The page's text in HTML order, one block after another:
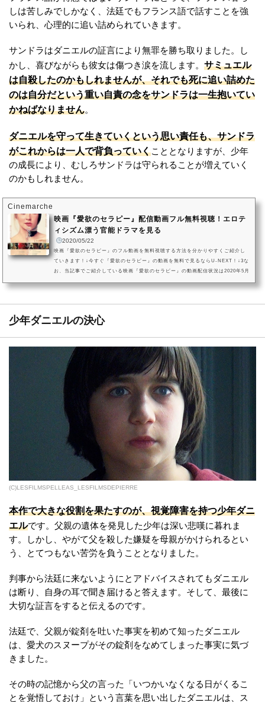
しは苦しみでしかなく、法廷でもフランス語で話すことを強
いられ、心理的に追い詰められていきます。
サンドラはダニエルの証言により無罪を勝ち取りました。し
かし、喜びながらも彼女は傷つき涙を流します。 サミュエル
は自殺したのかもしれませんが、それでも死に追い詰めた
のは自分だという重い自責の念をサンドラは一生抱いてい
かねばなりません。
ダニエルを守って生きていくという思い責任も、サンドラ
がこれからは一人で背負っていくこととなりますが、少年
の成長により、むしろサンドラは守られることが増えていく
のかもしれません。
Cinemarche
映画『愛欲のセラピー』配信動画フル無料視聴！エロテ
ィシズム漂う官能ドラマを見る
2020/05/22
映画『愛欲のセラピー』のフル動画を無料視聴する方法を分かりやすくご紹介し
ていきます！↓今すぐ『愛欲のセラピー』の動画を無料で見るならU-NEXT！↓3な
お、当記事でご紹介している映画『愛欲のセラピー』の動画配信状況は2020年5月
少年ダニエルの決心
(C)LESFILMSPELLEAS_LESFILMSDEPIERRE
本作で大きな役割を果たすのが、視覚障害を持つ少年ダニ
エルです。父親の遺体を発見した少年は深い悲嘆に暮れま
す。しかし、やがて父を殺した嫌疑を母親がかけられるとい
う、とてつもない苦労を負うこととなりました。
判事から法廷に来ないようにとアドバイスされてもダニエル
は断り、自身の耳で聞き届けると答えます。そして、最後に
大切な証言をすると伝えるのです。
法廷で、父親が錠剤を吐いた事実を初めて知ったダニエル
は、愛犬のスヌープがその錠剤をなめてしまった事実に気づ
きました。
その時の記憶から父の言った「いつかいなくなる日がくるこ
とを覚悟しておけ」という言葉を思い出したダニエルは、ス